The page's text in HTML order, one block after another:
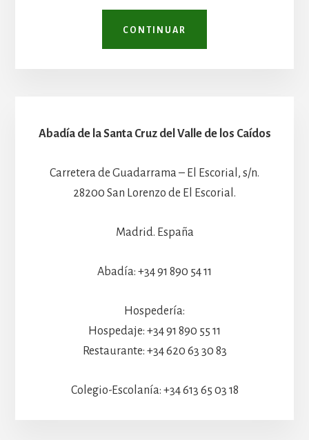
CONTINUAR
Abadía de la Santa Cruz del Valle de los Caídos
Carretera de Guadarrama – El Escorial, s/n.
28200 San Lorenzo de El Escorial.
Madrid. España
Abadía: +34 91 890 54 11
Hospedería:
Hospedaje: +34 91 890 55 11
Restaurante: +34 620 63 30 83
Colegio-Escolanía: +34 613 65 03 18